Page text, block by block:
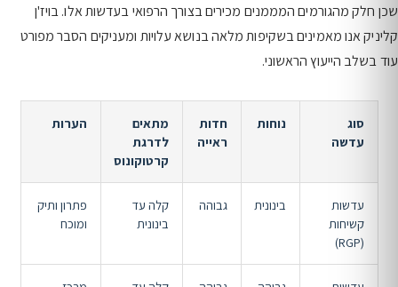
שכן חלק מהגורמים המממנים מכירים בצורך הרפואי בעדשות אלו. בויז'ן
קליניק אנו מאמינים בשקיפות מלאה בנושא עלויות ומעניקים הסבר מפורט
עוד בשלב הייעוץ הראשוני.
סוג
עדשה
נוחות
חדות
ראייה
מתאים
לדרגת
קרטוקונוס
הערות
עדשות
קשיחות
(RGP)
בינונית גבוהה
קלה עד
בינונית
פתרון ותיק
ומוכח